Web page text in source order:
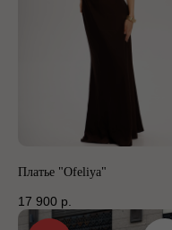
Платье "Ofeliya"
17 900 р.